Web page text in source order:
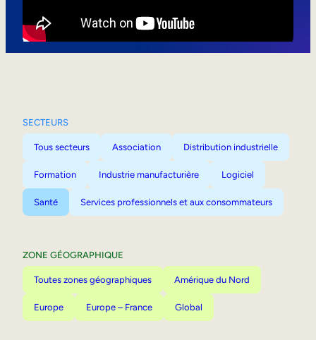
SECTEURS
Tous secteurs Association Distribution industrielle
Formation Industrie manufacturière Logiciel
Santé Services professionnels et aux consommateurs
ZONE GÉOGRAPHIQUE
Toutes zones géographiques Amérique du Nord
Europe Europe – France Global